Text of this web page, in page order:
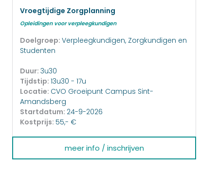
Vroegtijdige Zorgplanning
Opleidingen voor verpleegkundigen
Doelgroep: Verpleegkundigen, Zorgkundigen en
Studenten
Duur: 3u30
Tijdstip: 13u30 - 17u
Locatie: CVO Groeipunt Campus Sint-
Amandsberg
Startdatum: 24-9-2026
Kostprijs: 55,- €
meer info / inschrijven